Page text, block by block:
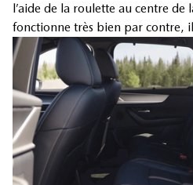
l’aide de la roulette au centre de
fonctionne très bien par contre,